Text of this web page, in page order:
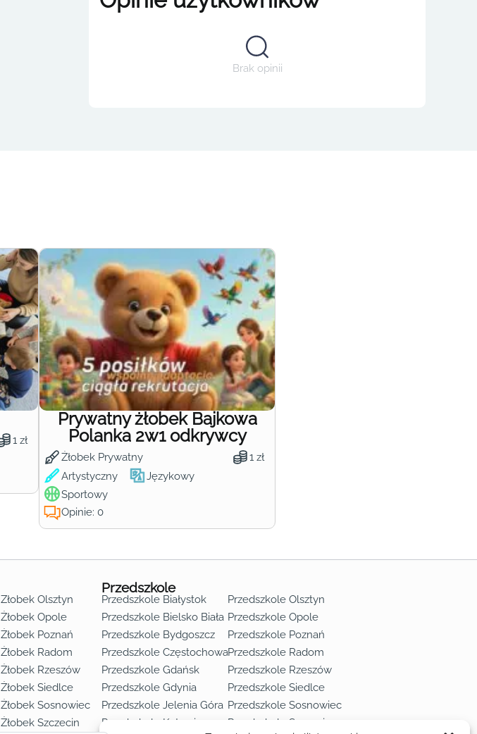
Brak opinii
1 zł
Prywatny żłobek Bajkowa
Polanka 2w1 odkrywcy
Żłobek Prywatny 1 zł
Artystyczny
Językowy
Sportowy
Opinie: 0
Żłobek Olsztyn
Żłobek Opole
Żłobek Poznań
Żłobek Radom
Żłobek Rzeszów
Żłobek Siedlce
Żłobek Sosnowiec
Żłobek Szczecin
Przedszkole
Przedszkole Białystok
Przedszkole Bielsko Biała
Przedszkole Bydgoszcz
Przedszkole Częstochowa
Przedszkole Gdańsk
Przedszkole Gdynia
Przedszkole Jelenia Góra
Przedszkole Katowice
Przedszkole Olsztyn
Przedszkole Opole
Przedszkole Poznań
Przedszkole Radom
Przedszkole Rzeszów
Przedszkole Siedlce
Przedszkole Sosnowiec
Przedszkole Szczecin